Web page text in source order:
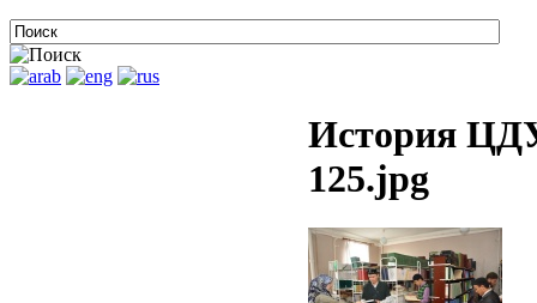
История
125.jpg